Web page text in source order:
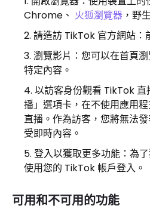
Chrome、 火狐瀏覽器 ，野
請造訪 TikTok 官方網站：
瀏覽影片：您可以​​在首頁
特定內容。
以訪客身份觀看 TikTok
播」選項卡，在不使用應用
直播。作為訪客，您將無法
受即時內容。
登入以獲取更多功能：為
使用您的 TikTok 帳戶登入。
可用和不可用的功能